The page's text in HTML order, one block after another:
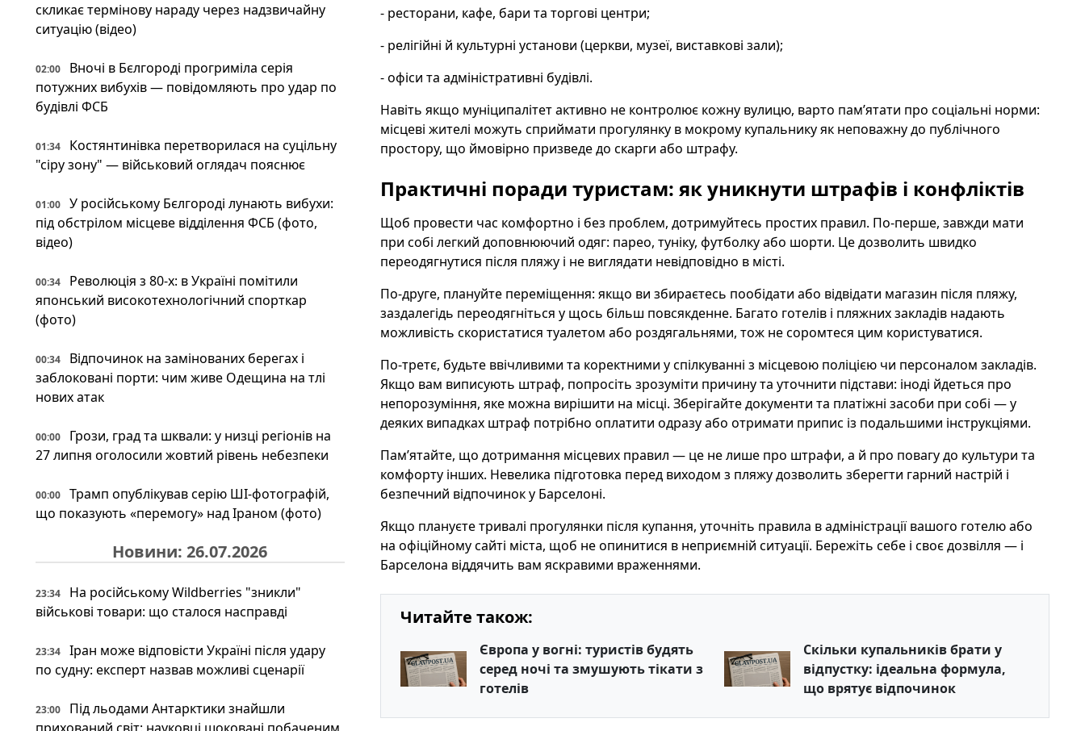
скликає термінову нараду через надзвичайну
ситуацію (відео)
02:00
Вночі в Бєлгороді прогриміла серія
потужних вибухів — повідомляють про удар по
будівлі ФСБ
01:34
Костянтинівка перетворилася на суцільну
"сіру зону" — військовий оглядач пояснює
01:00
У російському Бєлгороді лунають вибухи:
під обстрілом місцеве відділення ФСБ (фото,
відео)
00:34
Революція з 80-х: в Україні помітили
японський високотехнологічний спорткар
(фото)
00:34
Відпочинок на замінованих берегах і
заблоковані порти: чим живе Одещина на тлі
нових атак
00:00
Грози, град та шквали: у низці регіонів на
27 липня оголосили жовтий рівень небезпеки
00:00
Трамп опублікував серію ШІ-фотографій,
що показують «перемогу» над Іраном (фото)
Новини: 26.07.2026
23:34
На російському Wildberries "зникли"
військові товари: що сталося насправді
23:34
Іран може відповісти Україні після удару
по судну: експерт назвав можливі сценарії
23:00
Під льодами Антарктики знайшли
- ресторани, кафе, бари та торгові центри;
- релігійні й культурні установи (церкви, музеї, виставкові зали);
- офіси та адміністративні будівлі.
Навіть якщо муніципалітет активно не контролює кожну вулицю, варто пам’ятати про соціальні норми:
місцеві жителі можуть сприймати прогулянку в мокрому купальнику як неповажну до публічного
простору, що ймовірно призведе до скарги або штрафу.
Практичні поради туристам: як уникнути штрафів і конфліктів
Щоб провести час комфортно і без проблем, дотримуйтесь простих правил. По-перше, завжди мати
при собі легкий доповнюючий одяг: парео, туніку, футболку або шорти. Це дозволить швидко
переодягнутися після пляжу і не виглядати невідповідно в місті.
По-друге, плануйте переміщення: якщо ви збираєтесь пообідати або відвідати магазин після пляжу,
заздалегідь переодягніться у щось більш повсякденне. Багато готелів і пляжних закладів надають
можливість скористатися туалетом або роздягальнями, тож не соромтеся цим користуватися.
По-третє, будьте ввічливими та коректними у спілкуванні з місцевою поліцією чи персоналом закладів.
Якщо вам виписують штраф, попросіть зрозуміти причину та уточнити підстави: іноді йдеться про
непорозуміння, яке можна вирішити на місці. Зберігайте документи та платіжні засоби при собі — у
деяких випадках штраф потрібно оплатити одразу або отримати припис із подальшими інструкціями.
Пам’ятайте, що дотримання місцевих правил — це не лише про штрафи, а й про повагу до культури та
комфорту інших. Невелика підготовка перед виходом з пляжу дозволить зберегти гарний настрій і
безпечний відпочинок у Барселоні.
Якщо плануєте тривалі прогулянки після купання, уточніть правила в адміністрації вашого готелю або
на офіційному сайті міста, щоб не опинитися в неприємній ситуації. Бережіть себе і своє дозвілля — і
Барселона віддячить вам яскравими враженнями.
Читайте також:
Європа у вогні: туристів будять
серед ночі та змушують тікати з
готелів
Скільки купальників брати у
відпустку: ідеальна формула,
що врятує відпочинок